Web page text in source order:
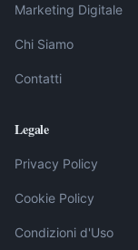
Marketing Digitale
Chi Siamo
Contatti
Legale
Privacy Policy
Cookie Policy
Condizioni d'Uso